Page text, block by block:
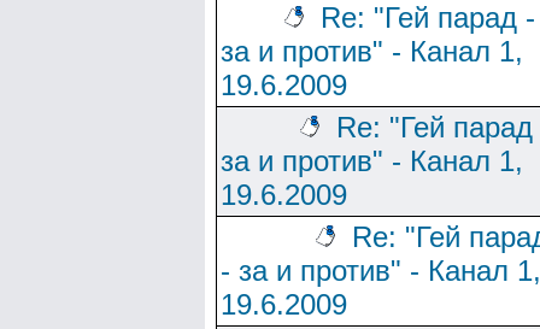
Re: "Гей парад -
за и против" - Канал 1,
19.6.2009
Re: "Гей парад
за и против" - Канал 1,
19.6.2009
Re: "Гей
- за и против" - Канал 1,
19.6.2009